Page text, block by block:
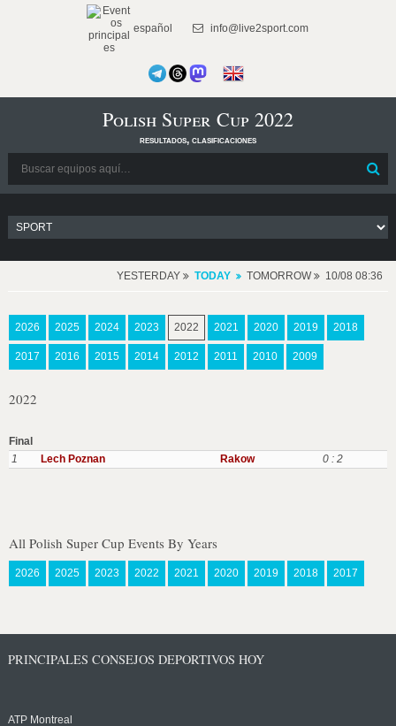
español info@live2sport.com
Polish Super Cup 2022
resultados, clasificaciones
YESTERDAY TODAY TOMORROW 10/08 08:36
2026 2025 2024 2023 2022 2021 2020 2019 2018
2017 2016 2015 2014 2012 2011 2010 2009
2022
Final
1
Lech Poznan Rakow 0 : 2
All Polish Super Cup Events By Years
2026 2025 2023 2022 2021 2020 2019 2018 2017
PRINCIPALES CONSEJOS DEPORTIVOS HOY
ATP Montreal